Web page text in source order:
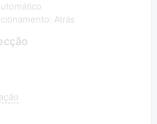
Atrás